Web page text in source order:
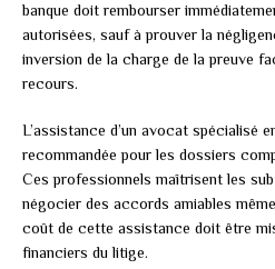
banque doit rembourser
autorisées, sauf à prouver la
inversion de la charge de la preuve
recours.
L’assistance d’un avocat spécialisé
recommandée pour les dossiers
Ces professionnels maîtrisent les
négocier des accords amiables
coût de cette assistance doit être
financiers du litige.